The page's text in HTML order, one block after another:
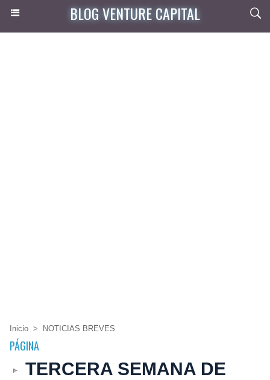
BLOG VENTURE CAPITAL
Inicio > NOTICIAS BREVES
PÁGINA
TERCERA SEMANA DE